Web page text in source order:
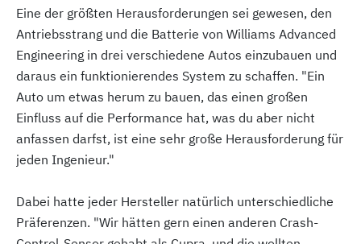
Eine der größten Herausforderungen sei gewesen, den
Antriebsstrang und die Batterie von Williams Advanced
Engineering in drei verschiedene Autos einzubauen und
daraus ein funktionierendes System zu schaffen. "Ein
Auto um etwas herum zu bauen, das einen großen
Einfluss auf die Performance hat, was du aber nicht
anfassen darfst, ist eine sehr große Herausforderung für
jeden Ingenieur."
Dabei hatte jeder Hersteller natürlich unterschiedliche
Präferenzen. "Wir hätten gern einen anderen Crash-